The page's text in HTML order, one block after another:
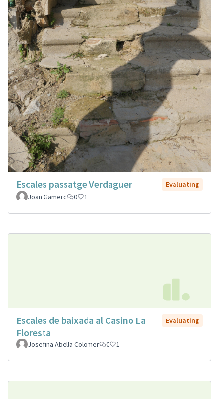
Escales passatge Verdaguer
Evaluating
Joan Gamero
0 1
Escales de baixada al Casino La
Floresta
Evaluating
Josefina Abella Colomer 0 1